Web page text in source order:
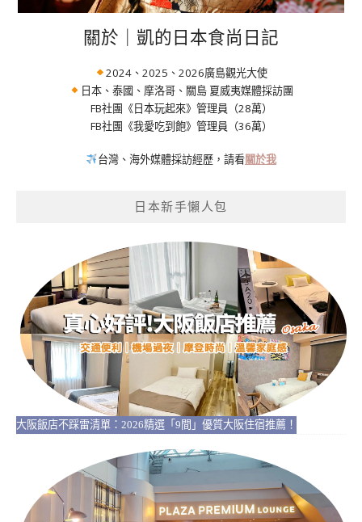
關於｜凱的日本食尚日記
2024、2025、2026廣島觀光大使
日本、泰國、摩洛哥、關島 夏威夷媒體採訪團
FB社團《日本玩起來》管理員（28萬）
FB社團《我愛吃到飽》管理員（36萬）
台灣、海外媒體採訪經歷，請看關於我
日本新手懶人包
大阪飯店不踩雷清單：2026精選「9間」優質大阪住宿推薦！